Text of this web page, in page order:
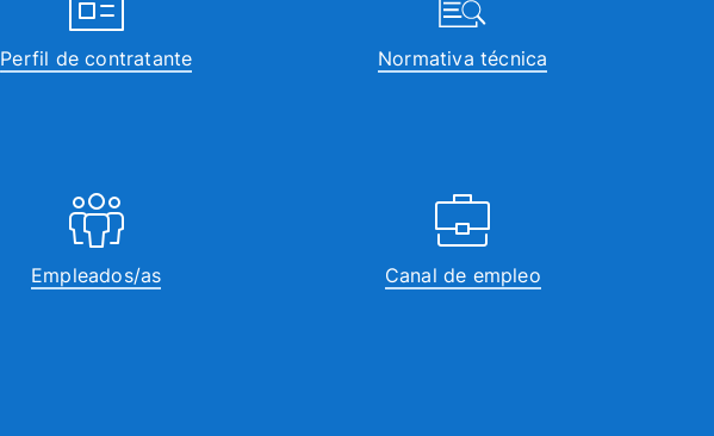
Perfil de contratante Normativa técnica
Empleados/as Canal de empleo